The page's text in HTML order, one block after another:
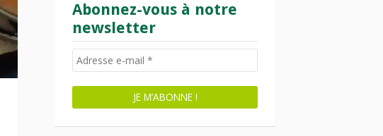
Abonnez-vous à notre
newsletter